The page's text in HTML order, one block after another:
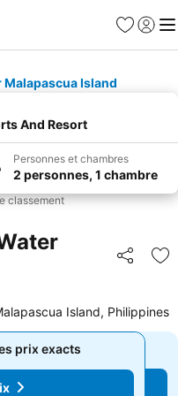
Favoris
Se
Island
And Resort
Personnes et chambres
2 personnes, 1 chambre
classement
Partager
Island, Philippines
prix exacts
prix exacts